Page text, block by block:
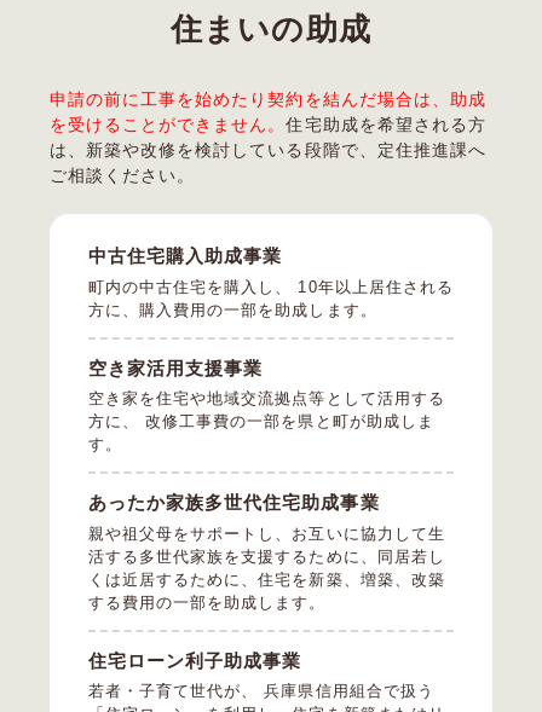
住まいの助成
申請の前に工事を始めたり契約を結んだ場合は、助成
を受けることができません。住宅助成を希望される方
は、新築や改修を検討している段階で、定住推進課へ
ご相談ください。
中古住宅購入助成事業
町内の中古住宅を購入し、 10年以上居住される
方に、購入費用の一部を助成します。
空き家活用支援事業
空き家を住宅や地域交流拠点等として活用する
方に、 改修工事費の一部を県と町が助成しま
す。
あったか家族多世代住宅助成事業
親や祖父母をサポートし、お互いに協力して生
活する多世代家族を支援するために、同居若し
くは近居するために、住宅を新築、増築、改築
する費用の一部を助成します。
住宅ローン利子助成事業
若者・子育て世代が、 兵庫県信用組合で扱う